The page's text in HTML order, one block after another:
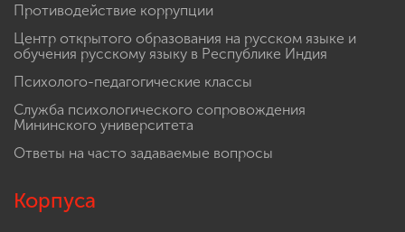
Противодействие коррупции
Центр открытого образования на русском языке и
обучения русскому языку в Республике Индия
Психолого-педагогические классы
Служба психологического сопровождения
Мининского университета
Ответы на часто задаваемые вопросы
Корпуса